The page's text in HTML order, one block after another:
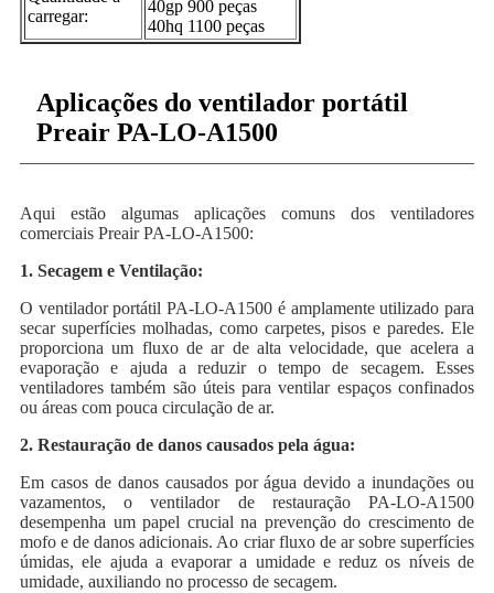
carregar:
40gp 900 peças
40hq 1100 peças
Aplicações do ventilador portátil
Preair PA-LO-A1500
Aqui estão algumas aplicações comuns dos ventiladores
comerciais Preair PA-LO-A1500:
1. Secagem e Ventilação:
O ventilador portátil PA-LO-A1500 é amplamente utilizado para
secar superfícies molhadas, como carpetes, pisos e paredes. Ele
proporciona um fluxo de ar de alta velocidade, que acelera a
evaporação e ajuda a reduzir o tempo de secagem. Esses
ventiladores também são úteis para ventilar espaços confinados
ou áreas com pouca circulação de ar.
2. Restauração de danos causados ​​pela água:
Em casos de danos causados ​​por água devido a inundações ou
vazamentos, o ventilador de restauração PA-LO-A1500
desempenha um papel crucial na prevenção do crescimento de
mofo e de danos adicionais. Ao criar fluxo de ar sobre superfícies
úmidas, ele ajuda a evaporar a umidade e reduz os níveis de
umidade, auxiliando no processo de secagem.